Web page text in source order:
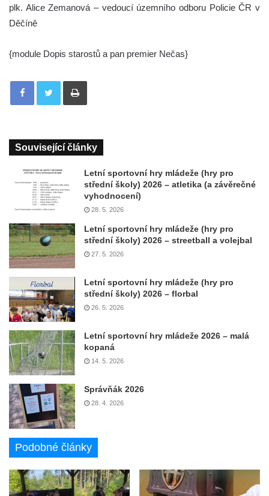
plk. Alice Zemanová – vedoucí územního odboru Policie ČR v
Děčíně
{module Dopis starostů a pan premier Nečas}
Tisknout
Související články
Letní sportovní hry mládeže (hry pro
střední školy) 2026 – atletika (a závěrečné
vyhodnocení)
28. 5. 2026
Letní sportovní hry mládeže (hry pro
střední školy) 2026 – streetball a volejbal
27. 5. 2026
Letní sportovní hry mládeže (hry pro
střední školy) 2026 – florbal
26. 5. 2026
Letní sportovní hry mládeže 2026 – malá
kopaná
14. 5. 2026
Správňák 2026
28. 4. 2026
Podobné články